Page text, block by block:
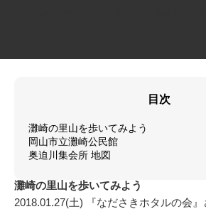
目次
灘崎の里山を歩いてみよう
岡山市立灘崎公民館
奥迫川集会所 地図
灘崎の里山を歩いてみよう
2018.01.27(土) 『なださきホタルの会